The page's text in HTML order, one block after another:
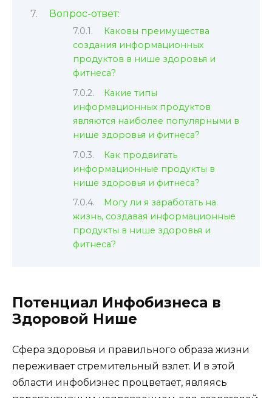
Вопрос-ответ:
Каковы преимущества
создания информационных
продуктов в нише здоровья и
фитнеса?
Какие типы
информационных продуктов
являются наиболее популярными в
нише здоровья и фитнеса?
Как продвигать
информационные продукты в
нише здоровья и фитнеса?
Могу ли я заработать на
жизнь, создавая информационные
продукты в нише здоровья и
фитнеса?
Потенциал Инфобизнеса в
Здоровой Нише
Сфера здоровья и правильного образа жизни
переживает стремительный взлет. И в этой
области инфобизнес процветает, являясь